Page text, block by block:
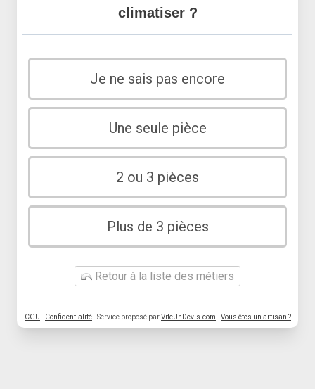
climatiser ?
Je ne sais pas encore
Une seule pièce
2 ou 3 pièces
Plus de 3 pièces
Retour à la liste des métiers
CGU - Confidentialité- Service proposé parViteUnDevis.com -Vous êtes un artisan ?